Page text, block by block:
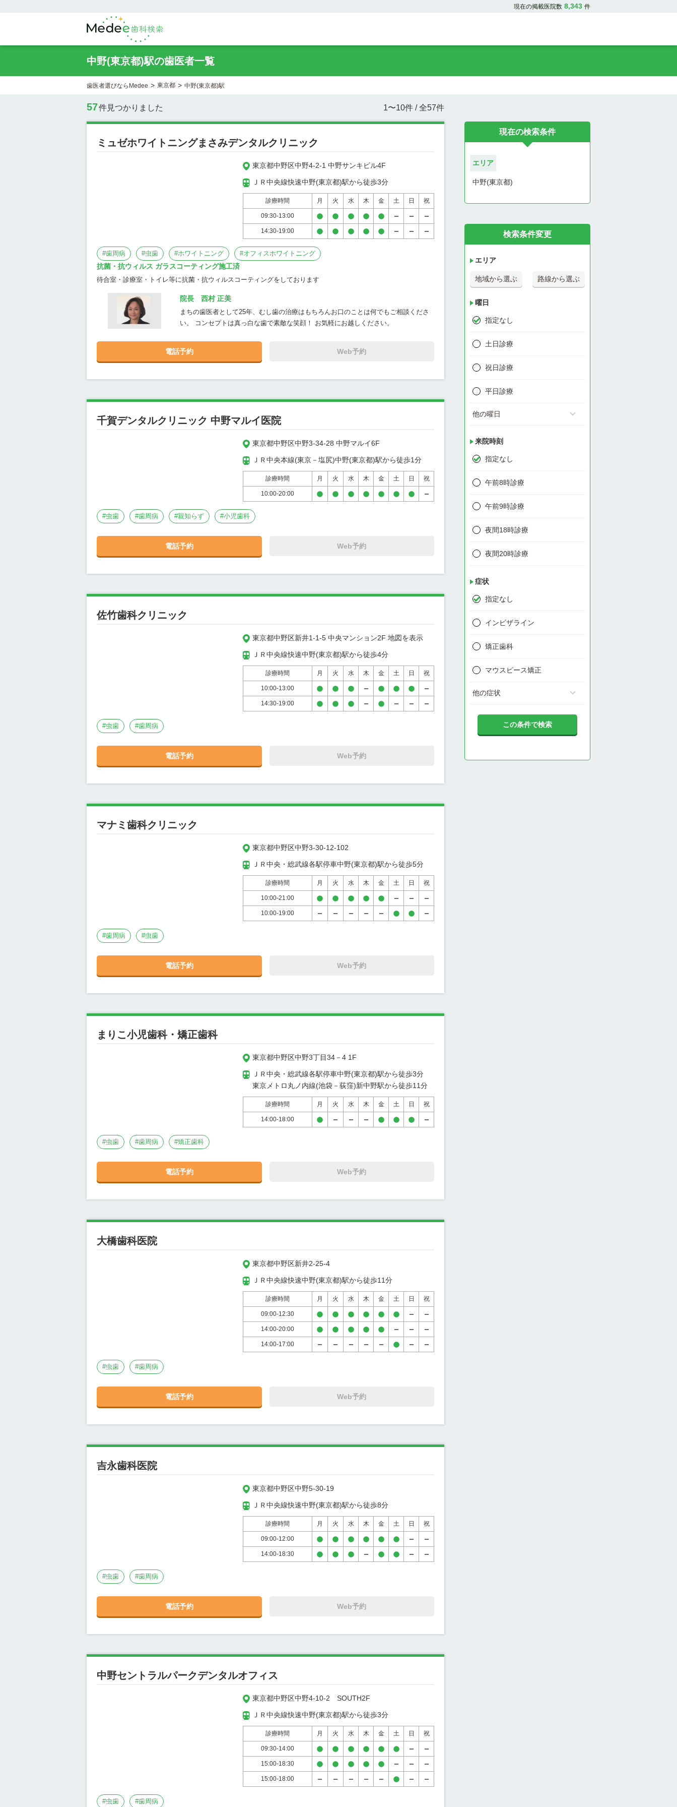
現在の掲載医院数 8,343 件
中野(東京都)駅の歯医者一覧
歯医者選びならMedee > 東京都 > 中野(東京都)駅
現在の検索条件
エリア
中野(東京都)
検索条件変更
エリア
地域から選ぶ 路線から選ぶ
曜日
指定なし
土日診療
祝日診療
平日診療
他の曜日
来院時刻
指定なし
午前8時診療
午前9時診療
夜間18時診療
夜間20時診療
症状
指定なし
インビザライン
矯正歯科
マウスピース矯正
他の症状
この条件で検索
57件見つかりました 1〜10件 / 全57件
ミュゼホワイトニングまさみデンタルクリニック
東京都中野区中野4-2-1 中野サンキビル4F
ＪＲ中央線快速中野(東京都)駅から徒歩3分
診療時間 月 火 水 木 金 土 日 祝
09:30-13:00
14:30-19:00
#歯周病 #虫歯 #ホワイトニング #オフィスホワイトニング
抗菌・抗ウィルス ガラスコーティング施工済
待合室・診療室・トイレ等に抗菌・抗ウィルスコーティングをしております
院長 西村 正美
まちの歯医者として25年、むし歯の治療はもちろんお口のことは何でもご相談くださ
い。 コンセプトは真っ白な歯で素敵な笑顔！ お気軽にお越しください。
電話予約 Web予約
千賀デンタルクリニック 中野マルイ医院
東京都中野区中野3-34-28 中野マルイ6F
ＪＲ中央本線(東京－塩尻)中野(東京都)駅から徒歩1分
診療時間 月 火 水 木 金 土 日 祝
10:00-20:00
#虫歯 #歯周病 #親知らず #小児歯科
電話予約 Web予約
佐竹歯科クリニック
東京都中野区新井1-1-5 中央マンション2F 地図を表示
ＪＲ中央線快速中野(東京都)駅から徒歩4分
診療時間 月 火 水 木 金 土 日 祝
10:00-13:00
14:30-19:00
#虫歯 #歯周病
電話予約 Web予約
マナミ歯科クリニック
東京都中野区中野3-30-12-102
ＪＲ中央・総武線各駅停車中野(東京都)駅から徒歩5分
診療時間 月 火 水 木 金 土 日 祝
10:00-21:00
10:00-19:00
#歯周病 #虫歯
電話予約 Web予約
まりこ小児歯科・矯正歯科
東京都中野区中野3丁目34－4 1F
ＪＲ中央・総武線各駅停車中野(東京都)駅から徒歩3分
東京メトロ丸ノ内線(池袋－荻窪)新中野駅から徒歩11分
診療時間 月 火 水 木 金 土 日 祝
14:00-18:00
#虫歯 #歯周病 #矯正歯科
電話予約 Web予約
大橋歯科医院
東京都中野区新井2-25-4
ＪＲ中央線快速中野(東京都)駅から徒歩11分
診療時間 月 火 水 木 金 土 日 祝
09:00-12:30
14:00-20:00
14:00-17:00
#虫歯 #歯周病
電話予約 Web予約
吉永歯科医院
東京都中野区中野5-30-19
ＪＲ中央線快速中野(東京都)駅から徒歩8分
診療時間 月 火 水 木 金 土 日 祝
09:00-12:00
14:00-18:30
#虫歯 #歯周病
電話予約 Web予約
中野セントラルパークデンタルオフィス
東京都中野区中野4-10-2　SOUTH2F
ＪＲ中央線快速中野(東京都)駅から徒歩3分
診療時間 月 火 水 木 金 土 日 祝
09:30-14:00
15:00-18:30
15:00-18:00
#虫歯 #歯周病